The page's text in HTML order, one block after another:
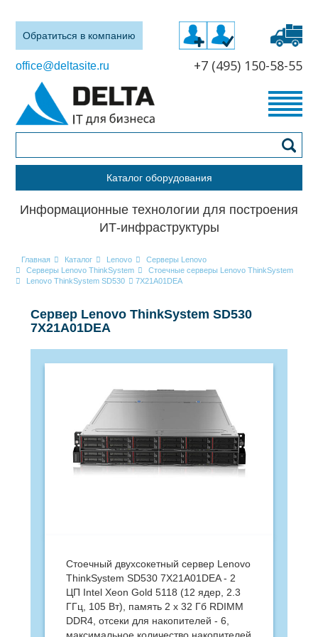
Обратиться в компанию
office@deltasite.ru +7 (495) 150-58-55
Каталог оборудования
Информационные технологии для построения
ИТ-инфраструктуры
Главная Каталог Lenovo
Серверы Lenovo
Серверы Lenovo ThinkSystem
Стоечные серверы Lenovo ThinkSystem
Lenovo ThinkSystem SD530
7X21A01DEA
Сервер Lenovo ThinkSystem SD530
7X21A01DEA
Стоечный двухсокетный сервер Lenovo
ThinkSystem SD530 7X21A01DEA - 2
ЦП Intel Xeon Gold 5118 (12 ядер, 2.3
ГГц, 105 Вт), память 2 x 32 Гб RDIMM
DDR4, отсеки для накопителей - 6,